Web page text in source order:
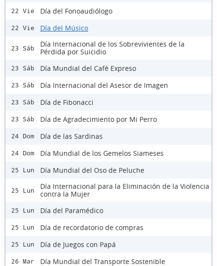
22 Vie Día del Fonoaudiólogo
22 Vie Día del Músico
23 Sáb
Día Internacional de los Sobrevivientes de la
Pérdida por Suicidio
23 Sáb Día Mundial del Café Expreso
23 Sáb Día Internacional del Asesor de Imagen
23 Sáb Día de Fibonacci
23 Sáb Día de Agradecimiento por Mi Perro
24 Dom Día de las Sardinas
24 Dom Día Mundial de los Gemelos Siameses
25 Lun Día Mundial del Oso de Peluche
25 Lun
Día Internacional para la Eliminación de la Violencia
contra la Mujer
25 Lun Día del Paramédico
25 Lun Día de recordatorio de compras
25 Lun Día de Juegos con Papá
26 Mar Día Mundial del Transporte Sostenible